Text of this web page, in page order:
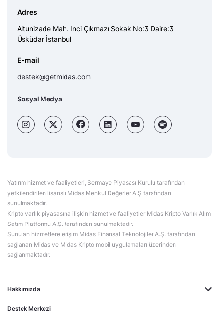
Hakkımızda
Destek Merkezi
Adres
Altunizade Mah. İnci Çıkmazı Sokak No:3 Daire:3
Üsküdar İstanbul
E-mail
destek@getmidas.com
Sosyal Medya
Yatırım hizmet ve faaliyetleri, Sermaye Piyasası Kurulu tarafından
yetkilendirilen lisanslı Midas Menkul Değerler A.Ş tarafından
sunulmaktadır.
Kripto varlık piyasasına ilişkin hizmet ve faaliyetler Midas Kripto Varlık Alım
Satım Platformu A.Ş. tarafından sunulmaktadır.
Sunulan hizmetlere erişim Midas Finansal Teknolojiler A.Ş. tarafından
sağlanan Midas ve Midas Kripto mobil uygulamaları üzerinden
sağlanmaktadır.